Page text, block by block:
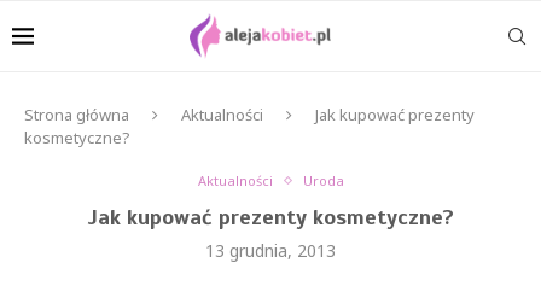
Strona główna Aktualności
Jak kupować prezenty
kosmetyczne?
Aktualności Uroda
Jak kupować prezenty kosmetyczne?
13 grudnia, 2013